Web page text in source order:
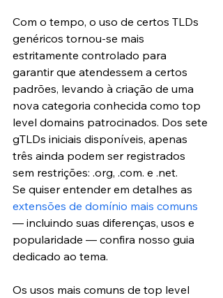
Com o tempo, o uso de certos TLDs
genéricos tornou-se mais
estritamente controlado para
garantir que atendessem a certos
padrões, levando à criação de uma
nova categoria conhecida como top
level domains patrocinados. Dos sete
gTLDs iniciais disponíveis, apenas
três ainda podem ser registrados
sem restrições: .org, .com. e .net.
Se quiser entender em detalhes as
extensões de domínio mais comuns
— incluindo suas diferenças, usos e
popularidade — confira nosso guia
dedicado ao tema.
Os usos mais comuns de top level